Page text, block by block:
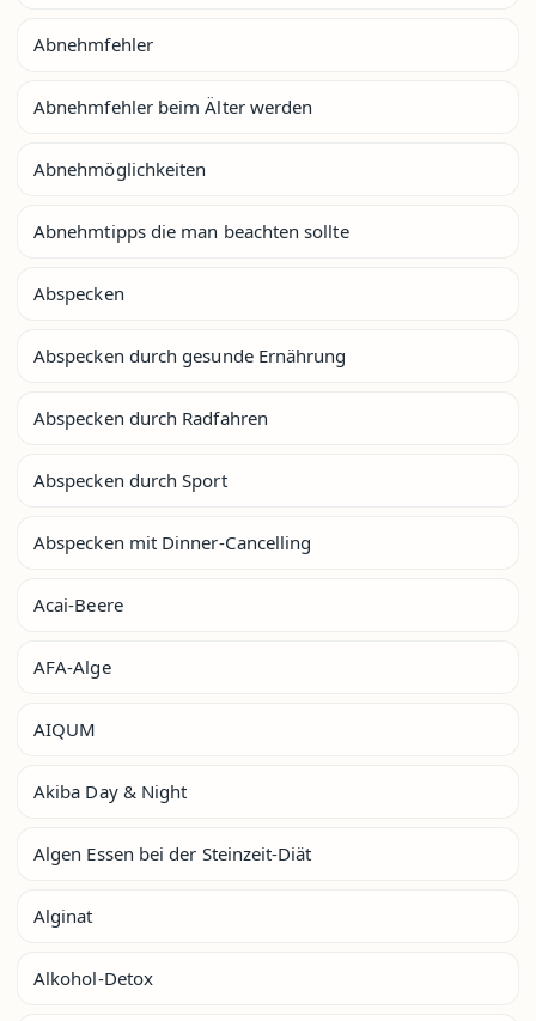
Abnehmfehler
Abnehmfehler beim Älter werden
Abnehmöglichkeiten
Abnehmtipps die man beachten sollte
Abspecken
Abspecken durch gesunde Ernährung
Abspecken durch Radfahren
Abspecken durch Sport
Abspecken mit Dinner-Cancelling
Acai-Beere
AFA-Alge
AIQUM
Akiba Day & Night
Algen Essen bei der Steinzeit-Diät
Alginat
Alkohol-Detox